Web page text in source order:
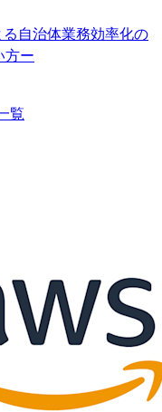
る自治体業務効率化の
方ー
覧